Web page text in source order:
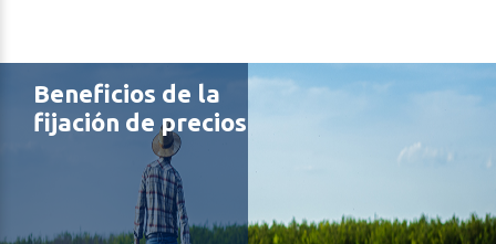
Beneficios de la
fijación de precios